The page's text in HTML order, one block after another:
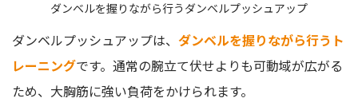
ダンベルを握りながら行うダンベルプッシュアップ
ダンベルプッシュアップは、 ダンベルを握りながら行うト
レーニングです。通常の腕立て伏せよりも可動域が広がる
ため、大胸筋に強い負荷をかけられます。